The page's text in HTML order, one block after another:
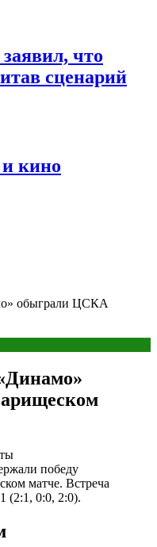
что
сценарий
и кино
обыграли ЦСКА
победу
матче. Встреча
(2:1, 0:0, 2:0).